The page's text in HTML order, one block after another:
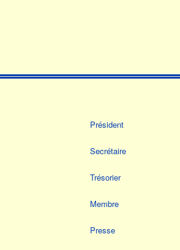
Président
Secrétaire
Trésorier
Membre
Presse